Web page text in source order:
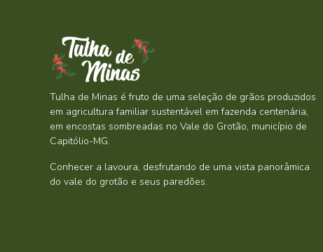
Tulha de Minas é fruto de uma seleção de grãos produzidos
em agricultura familiar sustentável em fazenda centenária,
em encostas sombreadas no Vale do Grotão, município de
Capitólio-MG.
Conhecer a lavoura, desfrutando de uma vista panorâmica
do vale do grotão e seus paredões.